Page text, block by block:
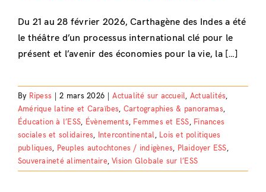
Du 21 au 28 février 2026, Carthagène des Indes a été
le théâtre d’un processus international clé pour le
présent et l’avenir des économies pour la vie, la […]
By Ripess 2 mars 2026 Actualité sur accueil, Actualités,
Amérique latine et Caraïbes, Cartographies & panoramas,
Éducation à l’ESS, Évènements, Femmes et ESS, Finances
sociales et solidaires, Intercontinental, Lois et politiques
publiques, Peuples autochtones / indigènes, Plaidoyer ESS,
Souveraineté alimentaire,Vision Globale sur l’ESS